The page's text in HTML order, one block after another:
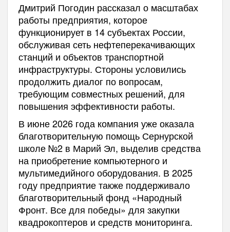
Дмитрий Погодин рассказал о масштабах
работы предприятия, которое
функционирует в 14 субъектах России,
обслуживая сеть нефтеперекачивающих
станций и объектов транспортной
инфраструктуры. Стороны условились
продолжить диалог по вопросам,
требующим совместных решений, для
повышения эффективности работы.
В июне 2026 года компания уже оказала
благотворительную помощь Сернурской
школе №2 в Марий Эл, выделив средства
на приобретение компьютерного и
мультимедийного оборудования. В 2025
году предприятие также поддерживало
благотворительный фонд «Народный
Фронт. Все для победы» для закупки
квадрокоптеров и средств мониторинга.